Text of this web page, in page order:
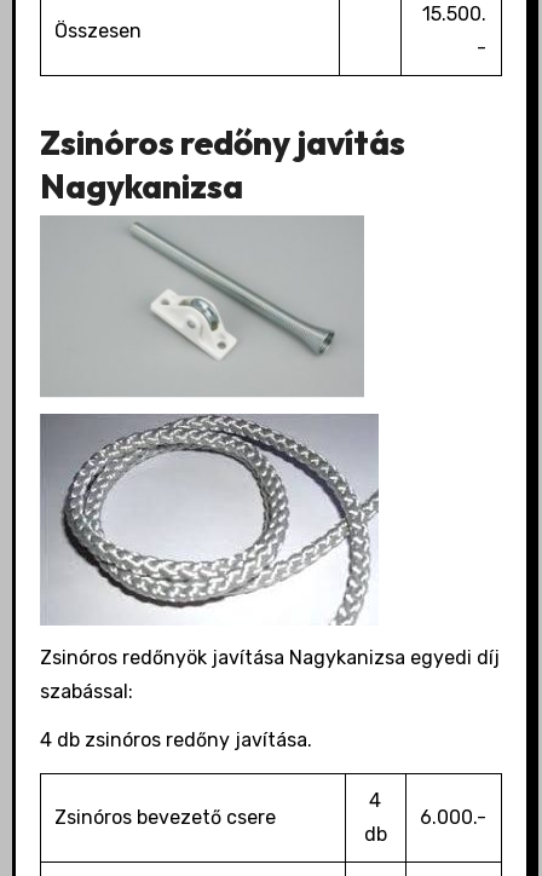
Összesen
15.500.
-
Zsinóros redőny javítás
Nagykanizsa
Zsinóros redőnyök javítása Nagykanizsa egyedi díj
szabással:
4 db zsinóros redőny javítása.
Zsinóros bevezető csere
4
db
6.000.-